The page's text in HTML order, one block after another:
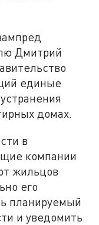
Дмитрий
единые
домах.
в
компании
жильцов
его
планируемый
и уведомить